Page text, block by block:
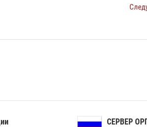
СЕРВЕР ОРГАНОВ